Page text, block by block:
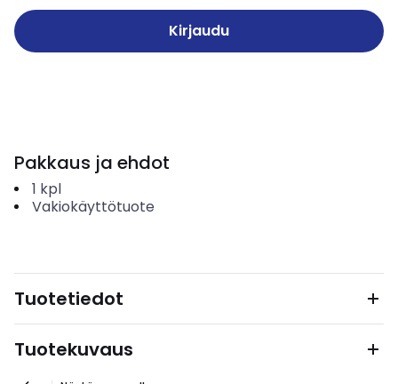
Kirjaudu
Pakkaus ja ehdot
1 kpl
Vakiokäyttötuote
Tuotetiedot
Tuotekuvaus